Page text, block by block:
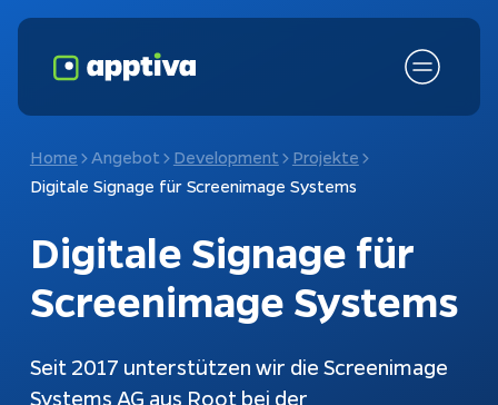
Home Angebot Development
Projekte
Digitale Signage für Screenimage Systems
Digitale Signage für
Screenimage Systems
Seit 2017 unterstützen wir die Screenimage
Systems AG aus Root bei der